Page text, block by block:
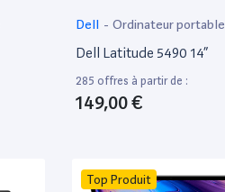
Dell - Ordinateur portable
Dell Latitude 5490 14”
285 offres à partir de :
149,00 €
Top Produit